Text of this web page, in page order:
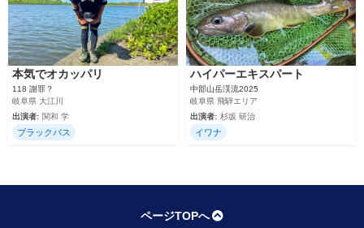
本気でオカッパリ
118 謝罪？
岐阜県 大江川
出演者: 関和 学
ブラックバス
ハイパーエキスパート
中部山岳渓流2025
岐阜県 飛騨エリア
出演者: 杉坂 研治
イワナ
ページTOPへ